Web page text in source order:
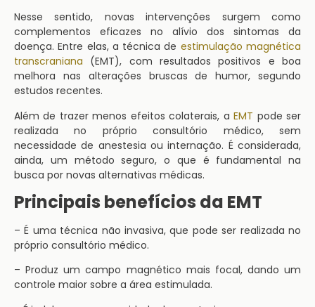
Nesse sentido, novas intervenções surgem como
complementos eficazes no alívio dos sintomas da
doença. Entre elas, a técnica de estimulação magnética
transcraniana (EMT), com resultados positivos e boa
melhora nas alterações bruscas de humor, segundo
estudos recentes.
Além de trazer menos efeitos colaterais, aEMT pode ser
realizada no próprio consultório médico, sem
necessidade de anestesia ou internação. É considerada,
ainda, um método seguro, o que é fundamental na
busca por novas alternativas médicas.
Principais benefícios da EMT
– É uma técnica não invasiva, que pode ser realizada no
próprio consultório médico.
– Produz um campo magnético mais focal, dando um
controle maior sobre a área estimulada.